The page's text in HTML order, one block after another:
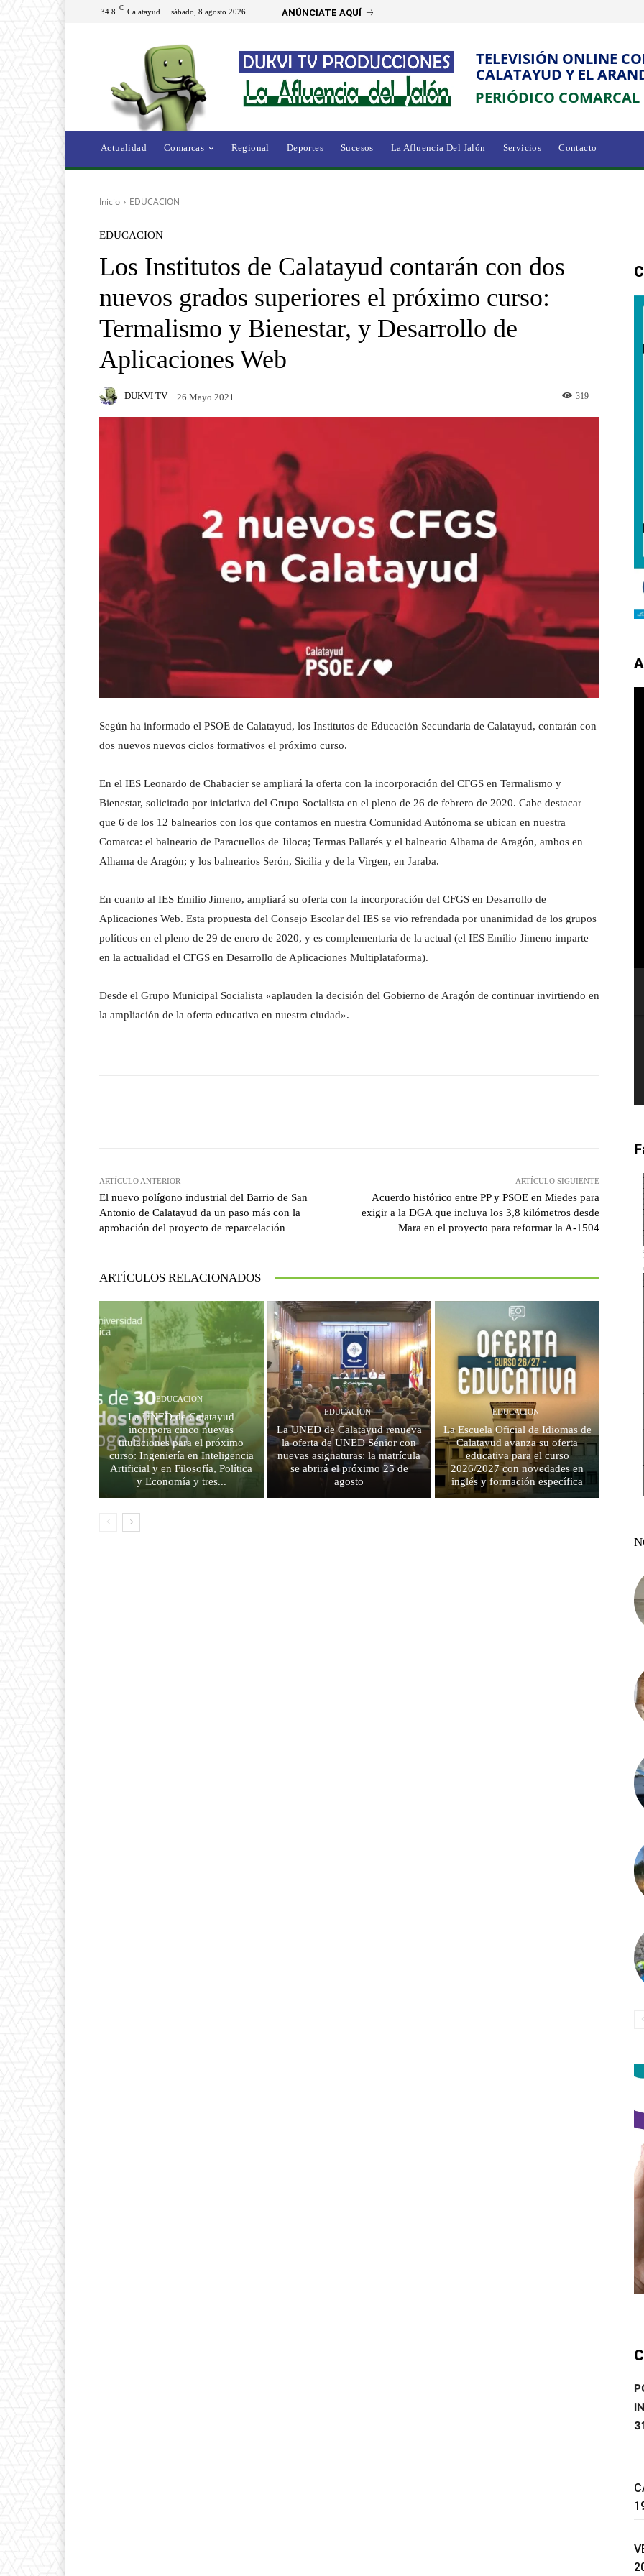
34.8 C Calatayud sábado, 8 agosto 2026 ANÚNCIATE AQUÍ
TELEVISIÓN ONLINE
CALATAYUD Y EL
PERIÓDICO
Actualidad Comarcas Regional Deportes Sucesos La Afluencia Del Jalón Servicios Contacto
Inicio EDUCACION
EDUCACION
Los Institutos de Calatayud contarán con dos
nuevos grados superiores el próximo curso:
Termalismo y Bienestar, y Desarrollo de
Aplicaciones Web
DUKVI TV 26 Mayo 2021 319
Según ha informado el PSOE de Calatayud, los Institutos de Educación Secundaria de Calatayud, contarán con
dos nuevos nuevos ciclos formativos el próximo curso.
En el IES Leonardo de Chabacier se ampliará la oferta con la incorporación del CFGS en Termalismo y
Bienestar, solicitado por iniciativa del Grupo Socialista en el pleno de 26 de febrero de 2020. Cabe destacar
que 6 de los 12 balnearios con los que contamos en nuestra Comunidad Autónoma se ubican en nuestra
Comarca: el balneario de Paracuellos de Jiloca; Termas Pallarés y el balneario Alhama de Aragón, ambos en
Alhama de Aragón; y los balnearios Serón, Sicilia y de la Virgen, en Jaraba.
En cuanto al IES Emilio Jimeno, ampliará su oferta con la incorporación del CFGS en Desarrollo de
Aplicaciones Web. Esta propuesta del Consejo Escolar del IES se vio refrendada por unanimidad de los grupos
políticos en el pleno de 29 de enero de 2020, y es complementaria de la actual (el IES Emilio Jimeno imparte
en la actualidad el CFGS en Desarrollo de Aplicaciones Multiplataforma).
Desde el Grupo Municipal Socialista «aplauden la decisión del Gobierno de Aragón de continuar invirtiendo en
la ampliación de la oferta educativa en nuestra ciudad».
ARTÍCULO ANTERIOR
El nuevo polígono industrial del Barrio de San
Antonio de Calatayud da un paso más con la
aprobación del proyecto de reparcelación
ARTÍCULO SIGUIENTE
Acuerdo histórico entre PP y PSOE en Miedes para
exigir a la DGA que incluya los 3,8 kilómetros desde
Mara en el proyecto para reformar la A-1504
ARTÍCULOS RELACIONADOS
EDUCACION
La UNED de Calatayud
incorpora cinco nuevas
titulaciones para el próximo
curso: Ingeniería en Inteligencia
Artificial y en Filosofía, Política
y Economía y tres...
EDUCACION
La UNED de Calatayud renueva
la oferta de UNED Sénior con
nuevas asignaturas: la matrícula
se abrirá el próximo 25 de
agosto
EDUCACION
La Escuela Oficial de Idiomas de
Calatayud avanza su oferta
educativa para el curso
2026/2027 con novedades en
inglés y formación específica